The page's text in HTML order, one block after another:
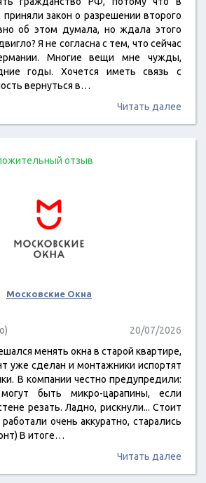
приняли закон о разрешении второго
об этом думала, но ждала этого
Я не согласна с тем, что сейчас
Многие вещи мне чужды,
годы. Хочется иметь связь с
вернуться в…
Читать далее
отзыв
Московские Окна
20/07/2026
менять окна в старой квартире,
уже сделан и монтажники испортят
В компании честно предупредили:
быть микро-царапины, если
резать. Ладно, рискнули... Стоит
очень аккуратно, старались
В итоге…
Читать далее